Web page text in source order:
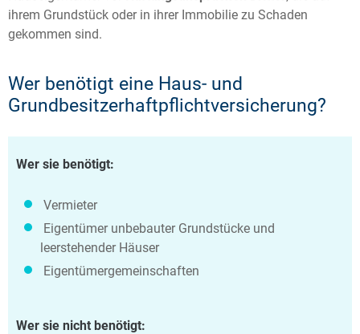
ihrem Grundstück oder in ihrer Immobilie zu Schaden
gekommen sind.
Wer benötigt eine Haus- und
Grundbesitzerhaftpflichtversicherung?
Wer sie benötigt:
Vermieter
Eigentümer unbebauter Grundstücke und
leerstehender Häuser
Eigentümergemeinschaften
Wer sie nicht benötigt: